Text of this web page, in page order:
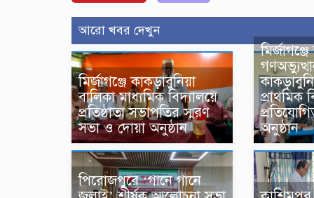
আরো খবর দেখুন
মির্জাগঞ্জে কাকড়াবুনিয়া
বালিকা মাধ্যমিক বিদ্যালয়ে
প্রতিষ্ঠাতা সভাপতির স্মরণ
সভা ও দোয়া অনুষ্ঠান
প্রাথমিক
অনুষ্ঠান
পিরোজপুরে ‘গানে গানে